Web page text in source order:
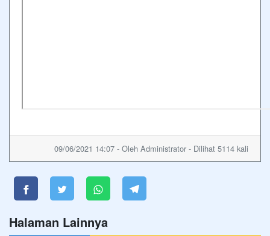
09/06/2021 14:07 - Oleh Administrator - Dilihat 5114 kali
Halaman Lainnya